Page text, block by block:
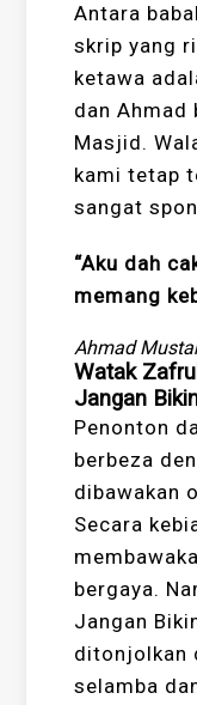
Antara
skrip yang
ketawa
dan Ahmad
Masjid.
kami tetap
sangat
“Aku dah
memang
Ahmad
Watak
Jangan
Penonton
berbeza
dibawakan
Secara
bergaya.
Jangan
ditonjolkan
selamba